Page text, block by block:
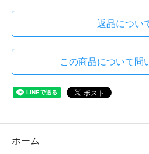
返品につい
この商品について問
ホーム